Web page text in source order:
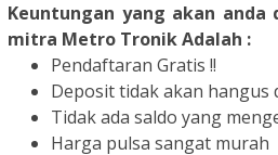
Keuntungan yang akan anda
mitra Metro Tronik Adalah :
Pendaftaran Gratis !!
Deposit tidak akan hangus
Tidak ada saldo yang
Harga pulsa sangat murah